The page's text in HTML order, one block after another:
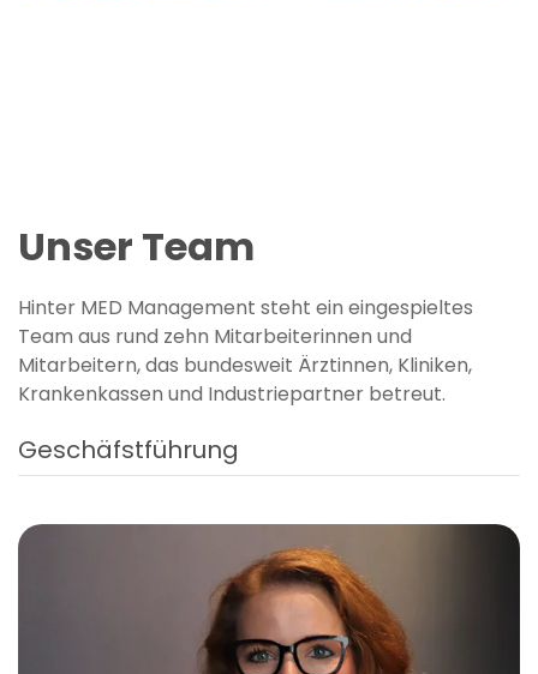
Unser Team
Hinter MED Management steht ein eingespieltes
Team aus rund zehn Mitarbeiterinnen und
Mitarbeitern, das bundesweit Ärztinnen, Kliniken,
Krankenkassen und Industriepartner betreut.
Geschäfstführung